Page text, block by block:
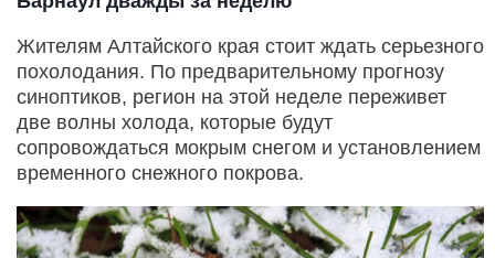
Жителям Алтайского края стоит ждать серьезного
похолодания. По предварительному прогнозу
синоптиков, регион на этой неделе переживет
две волны холода, которые будут
сопровождаться мокрым снегом и установлением
временного снежного покрова.